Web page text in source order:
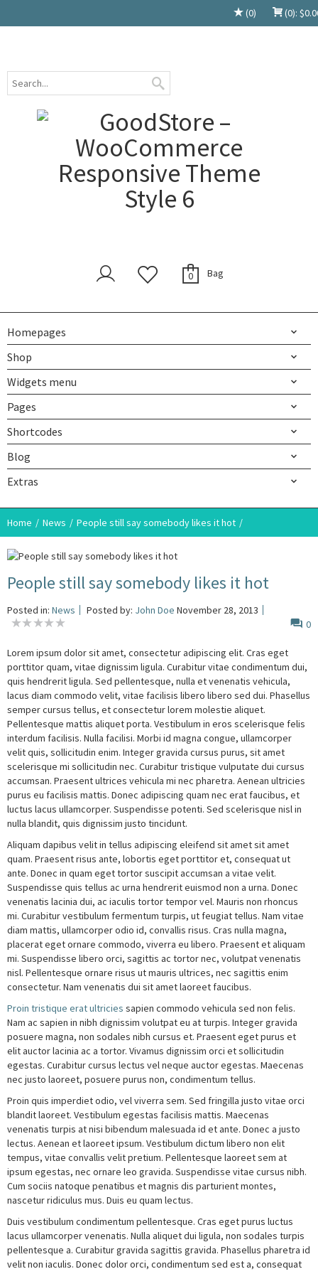
(0) (0): $
0 Bag
Homepages
Shop
Widgets menu
Pages
Shortcodes
Blog
Extras
Home News People still say somebody likes it hot
People still say somebody likes it hot
Posted in: News Posted by: John Doe November 28, 2013
0
Lorem ipsum dolor sit amet, consectetur adipiscing elit. Cras eget
porttitor quam, vitae dignissim ligula. Curabitur vitae condimentum dui,
quis hendrerit ligula. Sed pellentesque, nulla et venenatis vehicula,
lacus diam commodo velit, vitae facilisis libero libero sed dui. Phasellus
semper cursus tellus, et consectetur lorem molestie aliquet.
Pellentesque mattis aliquet porta. Vestibulum in eros scelerisque felis
interdum facilisis. Nulla facilisi. Morbi id magna congue, ullamcorper
velit quis, sollicitudin enim. Integer gravida cursus purus, sit amet
scelerisque mi sollicitudin nec. Curabitur tristique vulputate dui cursus
accumsan. Praesent ultrices vehicula mi nec pharetra. Aenean ultricies
purus eu facilisis mattis. Donec adipiscing quam nec erat faucibus, et
luctus lacus ullamcorper. Suspendisse potenti. Sed scelerisque nisl in
nulla blandit, quis dignissim justo tincidunt.
Aliquam dapibus velit in tellus adipiscing eleifend sit amet sit amet
quam. Praesent risus ante, lobortis eget porttitor et, consequat ut
ante. Donec in quam eget tortor suscipit accumsan a vitae velit.
Suspendisse quis tellus ac urna hendrerit euismod non a urna. Donec
venenatis lacinia dui, ac iaculis tortor tempor vel. Mauris non rhoncus
mi. Curabitur vestibulum fermentum turpis, ut feugiat tellus. Nam vitae
diam mattis, ullamcorper odio id, convallis risus. Cras nulla magna,
placerat eget ornare commodo, viverra eu libero. Praesent et aliquam
mi. Suspendisse libero orci, sagittis ac tortor nec, volutpat venenatis
nisl. Pellentesque ornare risus ut mauris ultrices, nec sagittis enim
consectetur. Nam venenatis dui sit amet laoreet faucibus.
Proin tristique erat ultricies sapien commodo vehicula sed non felis.
Nam ac sapien in nibh dignissim volutpat eu at turpis. Integer gravida
posuere magna, non sodales nibh cursus et. Praesent eget purus et
elit auctor lacinia ac a tortor. Vivamus dignissim orci et sollicitudin
egestas. Curabitur cursus lectus vel neque auctor egestas. Maecenas
nec justo laoreet, posuere purus non, condimentum tellus.
Proin quis imperdiet odio, vel viverra sem. Sed fringilla justo vitae orci
blandit laoreet. Vestibulum egestas facilisis mattis. Maecenas
venenatis turpis at nisi bibendum malesuada id et ante. Donec a justo
lectus. Aenean et laoreet ipsum. Vestibulum dictum libero non elit
tempus, vitae convallis velit pretium. Pellentesque laoreet sem at
ipsum egestas, nec ornare leo gravida. Suspendisse vitae cursus nibh.
Cum sociis natoque penatibus et magnis dis parturient montes,
nascetur ridiculus mus. Duis eu quam lectus.
Duis vestibulum condimentum pellentesque. Cras eget purus luctus
lacus ullamcorper venenatis. Nulla aliquet dui ligula, non sodales turpis
pellentesque a. Curabitur gravida sagittis gravida. Phasellus pharetra id
velit non iaculis. Donec dolor orci, condimentum sed est a, consequat